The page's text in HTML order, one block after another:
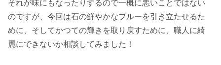
それが味にもなったりするので一概に悪いことではない
のですが、今回は石の鮮やかなブルーを引き立たせるた
めに、そしてかつての輝きを取り戻すために、職人に綺
麗にできないか相談してみました！